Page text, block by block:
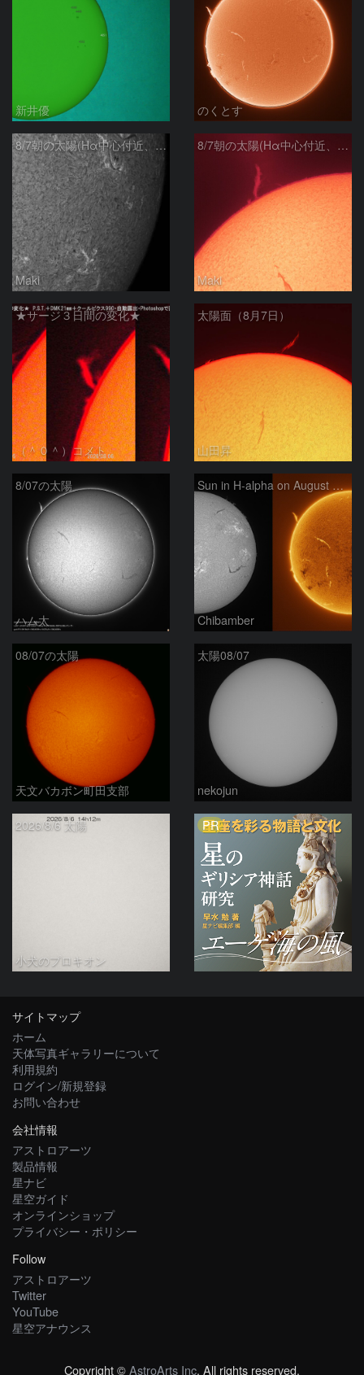
新井優 のくとす
8/7朝の太陽(Hα中心付近、4498、4502付近)
Maki
8/7朝の太陽(Hα中心付近、プロミネンス)
Maki
★サージ３日間の変化★
（＾０＾）コメト
太陽面（8月7日）
山田昇
8/07の太陽
ハム太
Sun in H-alpha on August 7, 2026
Chibamber
08/07の太陽
天文バカボン町田支部
太陽08/07
nekojun
2026/8/6 太陽
小犬のプロキオン
PR
サイトマップ
ホーム
天体写真ギャラリーについて
利用規約
ログイン/新規登録
お問い合わせ
会社情報
アストロアーツ
製品情報
星ナビ
星空ガイド
オンラインショップ
プライバシー・ポリシー
Follow
アストロアーツ
Twitter
YouTube
星空アナウンス
Copyright ©AstroArts Inc. All rights reserved.